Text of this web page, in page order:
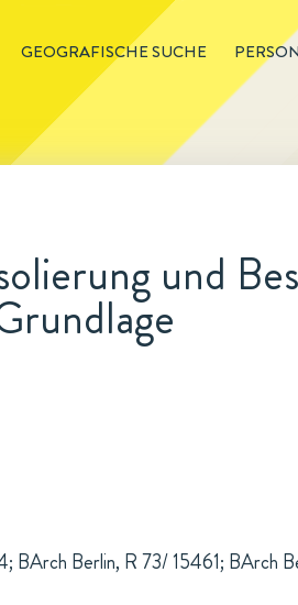
GEOGRAFISCHE SUCHE
und
BArch Berlin, R 73/ 15461; BArch